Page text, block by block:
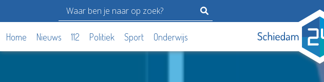
Home Nieuws 112 Politiek Sport Onderwijs